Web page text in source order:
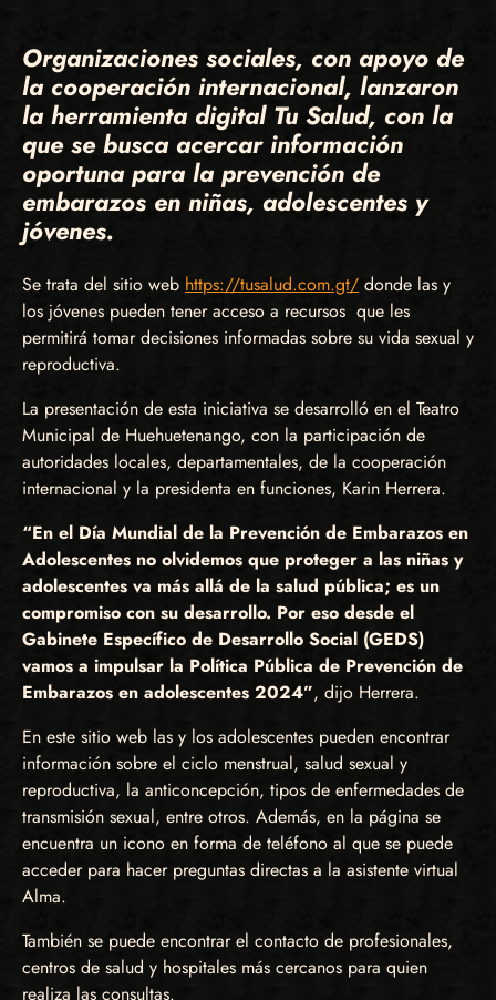
Organizaciones sociales, con apoyo de
la cooperación internacional, lanzaron
la herramienta digital Tu Salud, con la
que se busca acercar información
oportuna para la prevención de
embarazos en niñas, adolescentes y
jóvenes.
Se trata del sitio web https://tusalud.com.gt/ donde las y
los jóvenes pueden tener acceso a recursos que les
permitirá tomar decisiones informadas sobre su vida sexual y
reproductiva.
La presentación de esta iniciativa se desarrolló en el Teatro
Municipal de Huehuetenango, con la participación de
autoridades locales, departamentales, de la cooperación
internacional y la presidenta en funciones, Karin Herrera.
“En el Día Mundial de la Prevención de Embarazos en
Adolescentes no olvidemos que proteger a las niñas y
adolescentes va más allá de la salud pública; es un
compromiso con su desarrollo. Por eso desde el
Gabinete Específico de Desarrollo Social (GEDS)
vamos a impulsar la Política Pública de Prevención de
Embarazos en adolescentes 2024”, dijo Herrera.
En este sitio web las y los adolescentes pueden encontrar
información sobre el ciclo menstrual, salud sexual y
reproductiva, la anticoncepción, tipos de enfermedades de
transmisión sexual, entre otros. Además, en la página se
encuentra un icono en forma de teléfono al que se puede
acceder para hacer preguntas directas a la asistente virtual
Alma.
También se puede encontrar el contacto de profesionales,
centros de salud y hospitales más cercanos para quien
realiza las consultas.